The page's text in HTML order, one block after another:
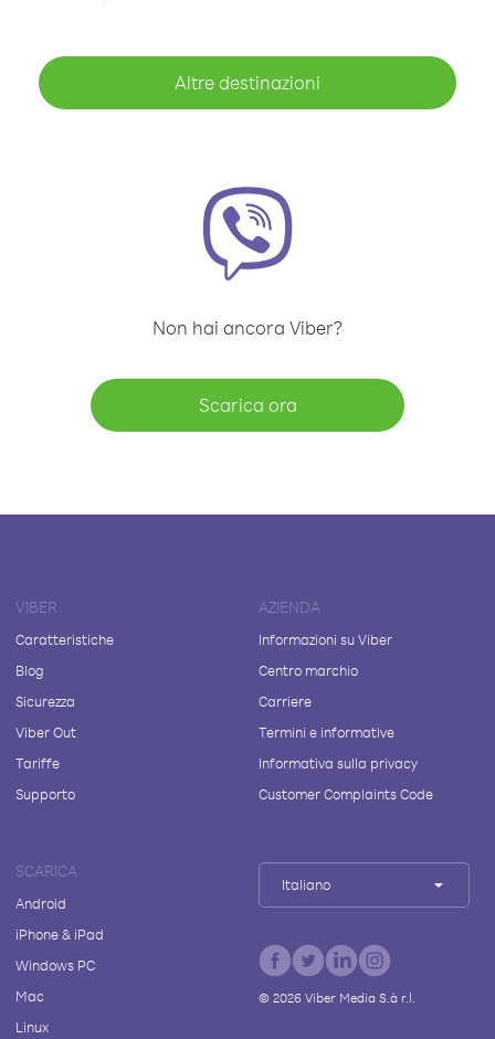
Altre destinazioni
Non hai ancora Viber?
Scarica ora
VIBER
Caratteristiche
Blog
Sicurezza
Viber Out
Tariffe
Supporto
AZIENDA
Informazioni su Viber
Centro marchio
Carriere
Termini e informative
Informativa sulla privacy
Customer Complaints Code
SCARICA
Android
iPhone & iPad
Windows PC
Mac
Linux
Italiano
© 2026Viber Media S.à r.l.